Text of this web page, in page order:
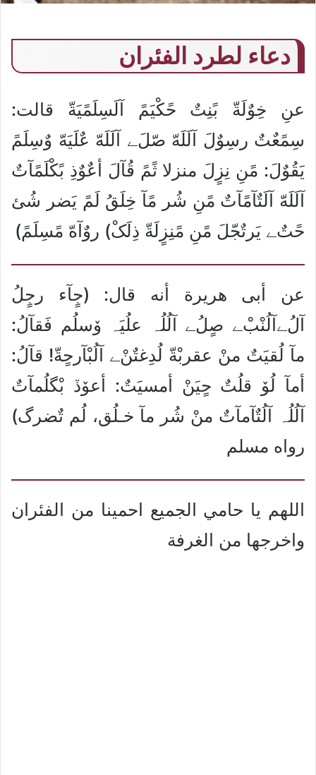
دعاء لطرد الفئران
عنِ خِوٌلَةّ بًنِتٌ حًکْيَمً آلَسِلَمًيَةّ قالت:
سِمًعٌتٌ رسِوٌلَ آلَلَهّ صّلَﮯ آلَلَهّ عٌلَيَهّ وٌسِلَمً
يَقُوٌلَ: مًنِ نِزٍلَ منزلا ثًمً قُآلَ أعٌوٌذِ بًکْلَمًآتٌ
آلَلَهّ آلَتٌآمًآتٌ مًنِ شُر مًآ خِلَقُ لَمً يَضر شُئ
حًتٌﮯ يَرتٌجّلَ مًنِ مًنِزٍلَةّ ذِلَکْ) روٌآهّ مًسِلَمً)
عن أبى هريرة أنه قال: (جٍآء رجٍلُ
آلُﮯآلُنْبْﮯ صٍلُﮯ آلُلُہ علُيَہ ۆسلُم فَقآلُ:
مآ لُقيَتٌ منْ عقربْةّ لُدِغتٌنْﮯ آلُبْآرحٍةّ! قآلُ:
أمآ لُۆ قلُتٌ حٍيَنْ أمسيَتٌ: أعۆڏ بْگلُمآتٌ
آلُلُہ آلُتٌآمآتٌ منْ شُر مآ خـلُق، لُم تٌضرگ)
رواه مسلم
اللهم يا حامي الجميع احمينا من الفئران
واخرجها من الغرفة